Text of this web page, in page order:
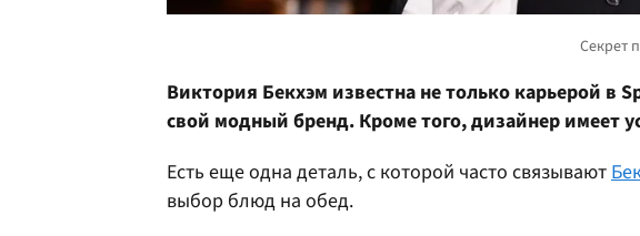
Виктория Бекхэм известна не только карьерой в
свой модный бренд. Кроме того, дизайнер имеет
Есть еще одна деталь, с которой часто связывают
выбор блюд на обед.